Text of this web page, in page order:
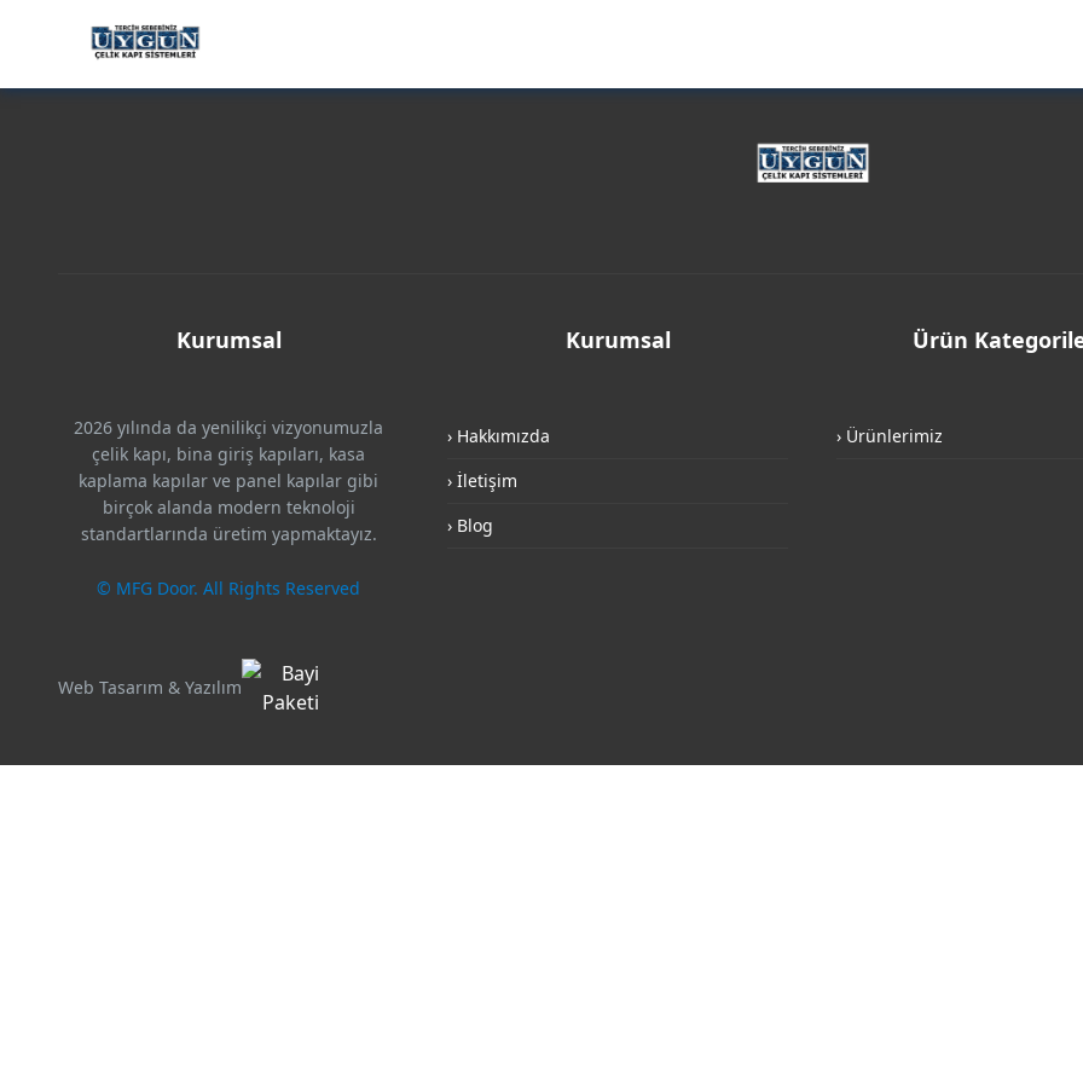
Kurumsal
2026 yılında da yenilikçi vizyonumuzla
çelik kapı, bina giriş kapıları, kasa
kaplama kapılar ve panel kapılar gibi
birçok alanda modern teknoloji
standartlarında üretim yapmaktayız.
© MFG Door. All Rights Reserved
Web Tasarım & Yazılım
Kurumsal
› Hakkımızda
› İletişim
› Blog
Ürün
› Ürünlerimiz